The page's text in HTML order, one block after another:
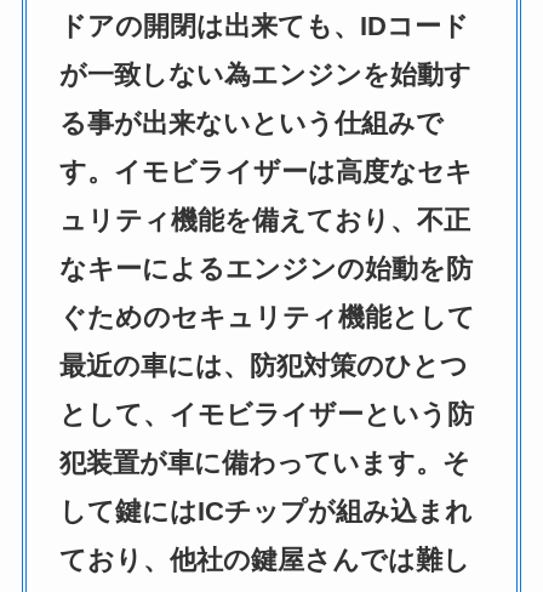
ドアの開閉は出来ても、IDコード
が一致しない為エンジンを始動す
る事が出来ないという仕組みで
す。イモビライザーは高度なセキ
ュリティ機能を備えており、不正
なキーによるエンジンの始動を防
ぐためのセキュリティ機能として
最近の車には、防犯対策のひとつ
として、イモビライザーという防
犯装置が車に備わっています。そ
して鍵にはICチップが組み込まれ
ており、他社の鍵屋さんでは難し